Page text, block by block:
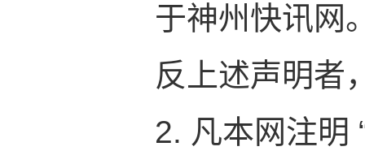
于神州快讯网
反上述声明者
2. 凡本网注明